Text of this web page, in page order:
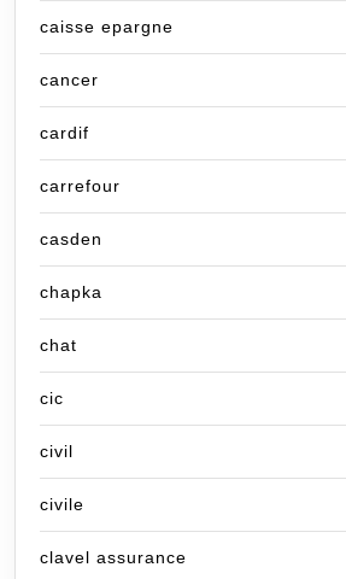
caisse epargne
cancer
cardif
carrefour
casden
chapka
chat
cic
civil
civile
clavel assurance